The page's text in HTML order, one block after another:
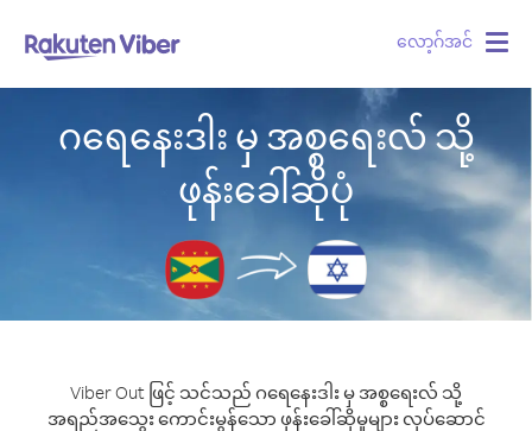
လော့ဂ်အင်
ဂရေနေးဒါး မှ အစ္စရေးလ် သို့
ဖုန်းခေါ်ဆိုပုံ
Viber Out ဖြင့် သင်သည် ဂရေနေးဒါး မှ အစ္စရေးလ် သို့
အရည်အသွေး ကောင်းမွန်သော ဖုန်းခေါ်ဆိုမှုများ လုပ်ဆောင်